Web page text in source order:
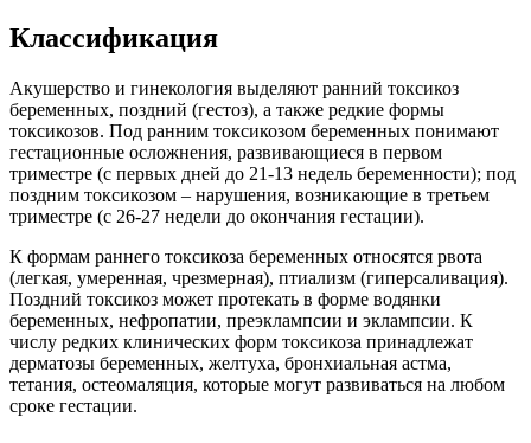
Классификация
Акушерство и гинекология выделяют ранний токсикоз
беременных, поздний (гестоз), а также редкие формы
токсикозов. Под ранним токсикозом беременных понимают
гестационные осложнения, развивающиеся в первом
триместре (с первых дней до 21-13 недель беременности); под
поздним токсикозом – нарушения, возникающие в третьем
триместре (с 26-27 недели до окончания гестации).
К формам раннего токсикоза беременных относятся рвота
(легкая, умеренная, чрезмерная), птиализм (гиперсаливация).
Поздний токсикоз может протекать в форме водянки
беременных, нефропатии, преэклампсии и эклампсии. К
числу редких клинических форм токсикоза принадлежат
дерматозы беременных, желтуха, бронхиальная астма,
тетания, остеомаляция, которые могут развиваться на любом
сроке гестации.